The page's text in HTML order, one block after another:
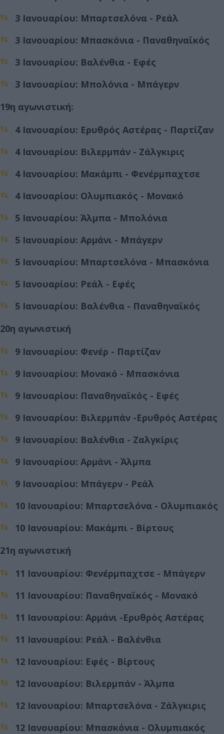
3 Ιανουαρίου: Μπαρτσελόνα - Ρεάλ
3 Ιανουαρίου: Μπασκόνια - Παναθηναϊκός
3 Ιανουαρίου: Βαλένθια - Εφές
3 Ιανουαρίου: Μπολόνια - Μπάγερν
19η αγωνιστική:
4 Ιανουαρίου: Ερυθρός Αστέρας - Παρτίζαν
4 Ιανουαρίου: Βιλερμπάν - Ζάλγκιρις
4 Ιανουαρίου: Μακάμπι - Φενέρμπαχτσε
4 Ιανουαρίου: Ολυμπιακός - Μονακό
5 Ιανουαρίου: Άλμπα - Μπολόνια
5 Ιανουαρίου: Αρμάνι - Μπάγερν
5 Ιανουαρίου: Μπαρτσελόνα - Μπασκόνια
5 Ιανουαρίου: Ρεάλ - Εφές
5 Ιανουαρίου: Βαλένθια - Παναθηναϊκός
20η αγωνιστική
9 Ιανουαρίου: Φενέρ - Παρτίζαν
9 Ιανουαρίου: Μονακό - Μπασκόνια
9 Ιανουαρίου: Παναθηναϊκός - Εφές
9 Ιανουαρίου: Βιλερμπάν -Ερυθρός Αστέρας
9 Ιανουαρίου: Βαλένθια - Ζαλγκίρις
9 Ιανουαρίου: Αρμάνι - Άλμπα
9 Ιανουαρίου: Μπάγερν - Ρεάλ
10 Ιανουαρίου: Μπαρτσελόνα - Ολυμπιακός
10 Ιανουαρίου: Μακάμπι - Βίρτους
21η αγωνιστική
11 Ιανουαρίου: Φενέρμπαχτσε - Μπάγερν
11 Ιανουαρίου: Παναθηναϊκός - Μονακό
11 Ιανουαρίου: Αρμάνι -Ερυθρός Αστέρας
11 Ιανουαρίου: Ρεάλ - Βαλένθια
12 Ιανουαρίου: Εφές - Βίρτους
12 Ιανουαρίου: Βιλερμπάν - Άλμπα
12 Ιανουαρίου: Μπαρτσελόνα - Ζάλγκιρις
12 Ιανουαρίου: Μπασκόνια - Ολυμπιακός